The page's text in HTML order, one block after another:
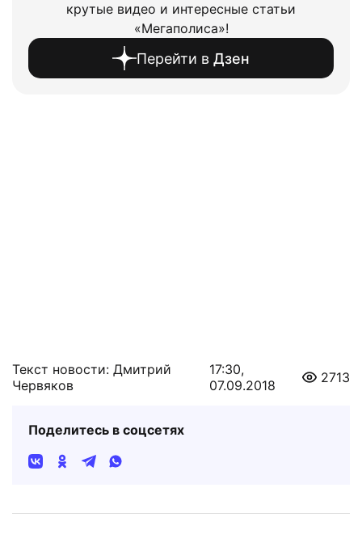
крутые видео и интересные статьи
«Мегаполиса»!
Перейти в Дзен
Текст новости: Дмитрий
Червяков
17:30,
07.09.2018
2713
Поделитесь в соцсетях